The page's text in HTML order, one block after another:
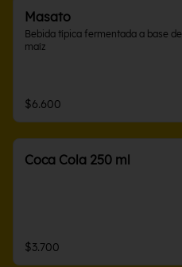
Masato
Bebida típica fermentada a base de
maíz
$6.600
Coca Cola 250 ml
$3.700